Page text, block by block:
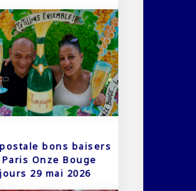
bons baisers
Onze Bouge
29 mai 2026